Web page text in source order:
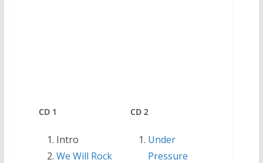
CD 1
Intro
We Will Rock
CD 2
Under
Pressure